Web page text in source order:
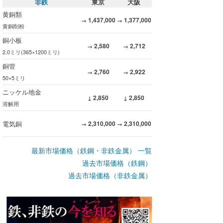
黄銅類
黄銅削粉
→ 1,437,000 → 1,377,000
銅小板
2.0ミリ(365×1200ミリ)
→ 2,580 → 2,712
銅管
50×5ミリ
→ 2,760 → 2,922
ニッケル地金
溶解用
↓ 2,850 ↓ 2,850
電気銅 → 2,310,000 → 2,310,000
最新市場価格（鉄鋼・非鉄金属） 一覧
過去市場価格（鉄鋼）
過去市場価格（非鉄金属）